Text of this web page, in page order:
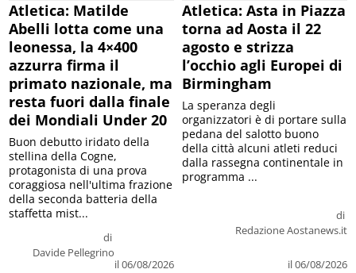
Atletica: Matilde
Abelli lotta come una
leonessa, la 4×400
azzurra firma il
primato nazionale, ma
resta fuori dalla finale
dei Mondiali Under 20
di
Davide Pellegrino
il 06/08/2026
Buon debutto iridato della
stellina della Cogne,
protagonista di una prova
coraggiosa nell'ultima frazione
della seconda batteria della
staffetta mist...
Atletica: Asta in Piazza
torna ad Aosta il 22
agosto e strizza
l’occhio agli Europei di
Birmingham
di
Redazione Aostanews.it
il 06/08/2026
La speranza degli
organizzatori è di portare sulla
pedana del salotto buono
della città alcuni atleti reduci
dalla rassegna continentale in
programma ...